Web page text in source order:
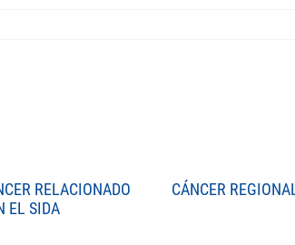
RELACIONADO
EL SIDA
CÁNCER